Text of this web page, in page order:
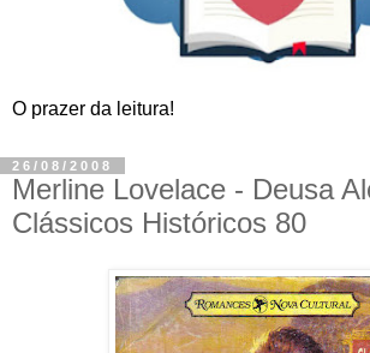
O prazer da leitura!
26/08/2008
Merline Lovelace - Deusa
Clássicos Históricos 80